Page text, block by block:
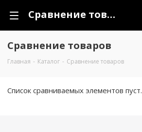
Сравнение товаров
Сравнение товаров
Главная - Каталог - Сравнение товаров
Список сравниваемых элементов пуст.